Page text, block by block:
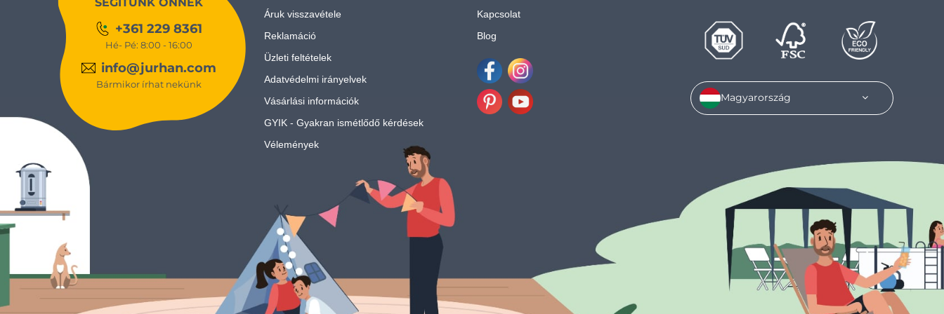
+361 229 8361
Hé- Pé: 8:00 - 16:00
info@jurhan.com
Bármikor írhat nekünk
Áruk visszavétele
Reklamáció
Üzleti feltételek
Adatvédelmi irányelvek
Vásárlási információk
GYIK - Gyakran ismétlődő kérdések
Vélemények
Kapcsolat
Blog
FacebookInstagram
Magyarország